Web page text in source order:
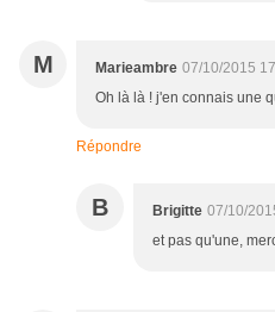
M Marieambre 07/10/2015
Oh là là ! j'en connais une
Répondre
B Brigitte 07/10/
et pas qu'une,